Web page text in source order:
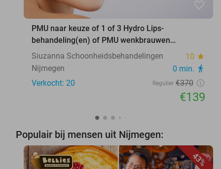
favorite_border
PMU naar keuze of 1 of 3 Hydro Lips-
behandeling(en) of PMU wenkbrauwen
verwijderen
Siuzanna Schoonheidsbehandelingen 10 star
Nijmegen 0 min. directions_walk
Verkocht: 20 Regulier €370
€139
Populair bij mensen uit Nijmegen:
43%